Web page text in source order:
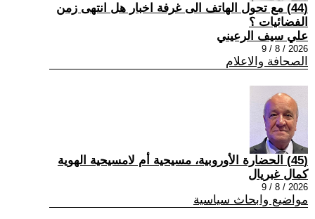
(44) مع تحول الهاتف الى غرفة اخبار هل انتهى زمن
الفضائيات ؟
علي سيف الرعيني
2026 / 8 / 9
الصحافة والاعلام
(45) الحضارة الأوروبية، مسيحية أم لامسيحية الهوية
كمال غبريال
2026 / 8 / 9
مواضيع وابحاث سياسية